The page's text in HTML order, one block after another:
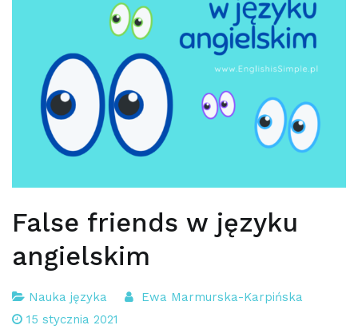
False friends w języku
angielskim
Nauka języka
Ewa Marmurska-Karpińska
15 stycznia 2021